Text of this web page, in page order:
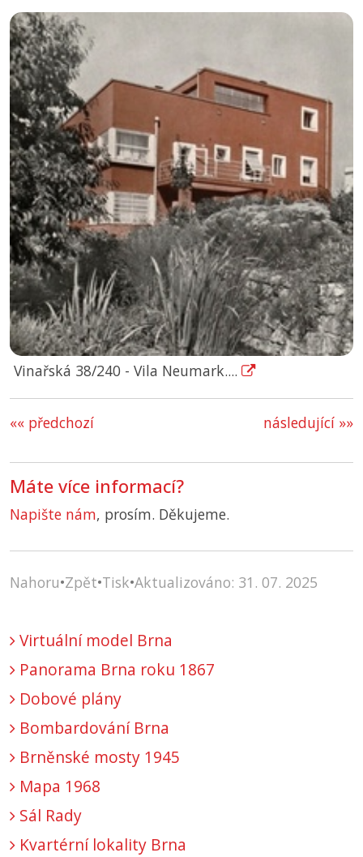
Vinařská 38/240 - Vila Neumark....
«« předchozí následující »»
Máte více informací?
Napište nám, prosím. Děkujeme.
Nahoru•Zpět•Tisk•Aktualizováno: 31. 07. 2025
Virtuální model Brna
Panorama Brna roku 1867
Dobové plány
Bombardování Brna
Brněnské mosty 1945
Mapa 1968
Sál Rady
Kvartérní lokality Brna